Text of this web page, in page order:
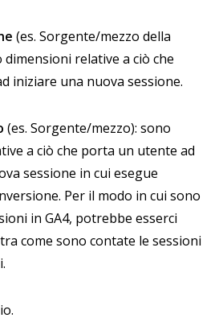
(es. Sorgente/mezzo della
dimensioni relative a ciò che
iniziare una nuova sessione.
(es. Sorgente/mezzo): sono
a ciò che porta un utente ad
sessione in cui esegue
Per il modo in cui sono
in GA4, potrebbe esserci
come sono contate le sessioni